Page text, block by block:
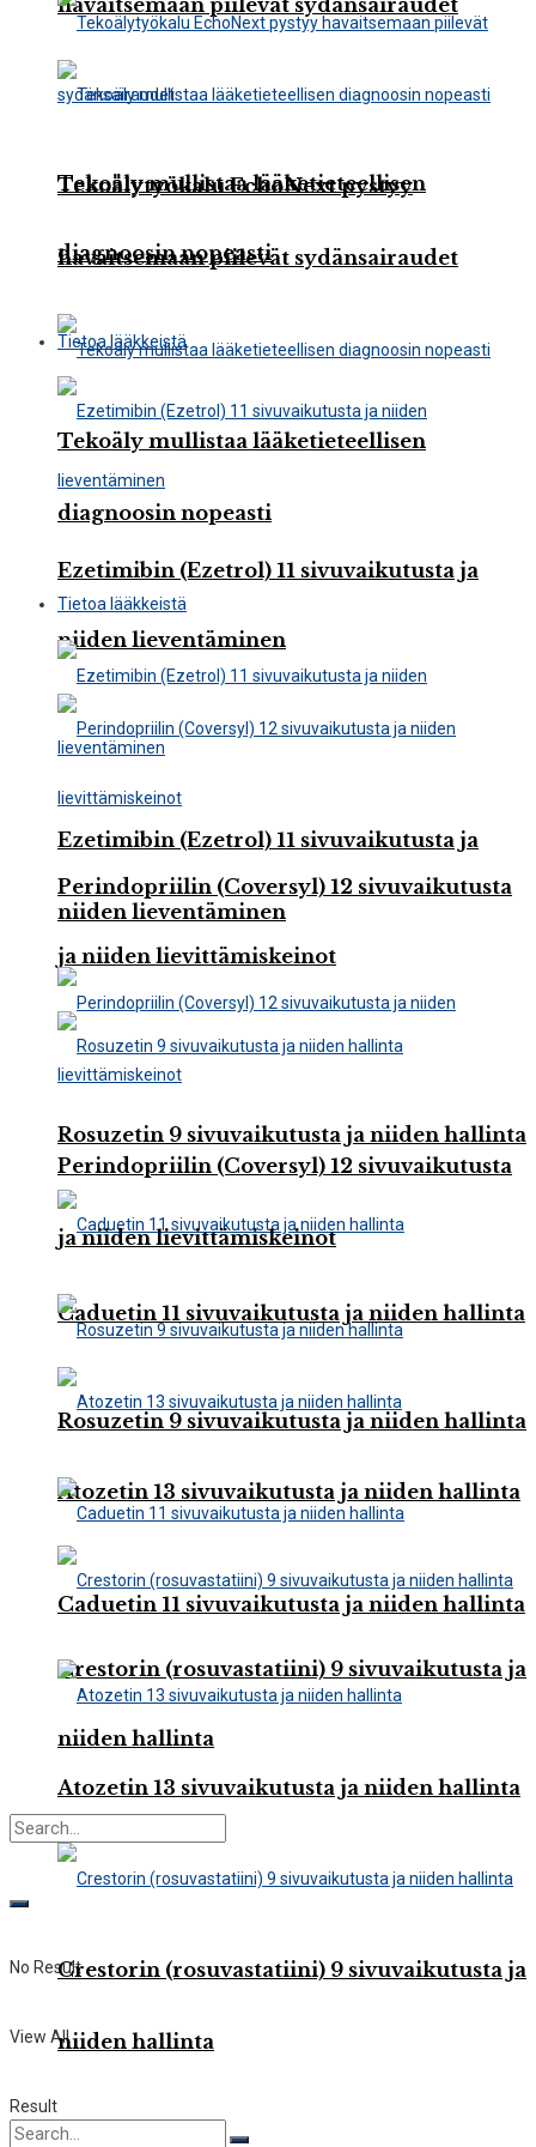
havaitsemaan piilevät sydänsairaudet
Tekoäly mullistaa lääketieteellisen
diagnoosin nopeasti
Tietoa lääkkeistä
Ezetimibin (Ezetrol) 11 sivuvaikutusta ja
niiden lieventäminen
Perindopriilin (Coversyl) 12 sivuvaikutusta
ja niiden lievittämiskeinot
Rosuzetin 9 sivuvaikutusta ja niiden hallinta
Caduetin 11 sivuvaikutusta ja niiden hallinta
Atozetin 13 sivuvaikutusta ja niiden hallinta
Crestorin (rosuvastatiini) 9 sivuvaikutusta ja
niiden hallinta
No Result
View All
Result
Tekoälytyökalu EchoNext pystyy
havaitsemaan piilevät sydänsairaudet
Tekoäly mullistaa lääketieteellisen
diagnoosin nopeasti
Tietoa lääkkeistä
Ezetimibin (Ezetrol) 11 sivuvaikutusta ja
niiden lieventäminen
Perindopriilin (Coversyl) 12 sivuvaikutusta
ja niiden lievittämiskeinot
Rosuzetin 9 sivuvaikutusta ja niiden hallinta
Caduetin 11 sivuvaikutusta ja niiden hallinta
Atozetin 13 sivuvaikutusta ja niiden hallinta
Crestorin (rosuvastatiini) 9 sivuvaikutusta ja
niiden hallinta